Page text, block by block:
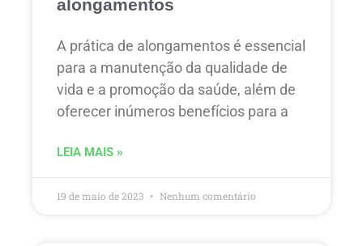
alongamentos
A prática de alongamentos é essencial
para a manutenção da qualidade de
vida e a promoção da saúde, além de
oferecer inúmeros benefícios para a
LEIA MAIS »
19 de maio de 2023 Nenhum comentário